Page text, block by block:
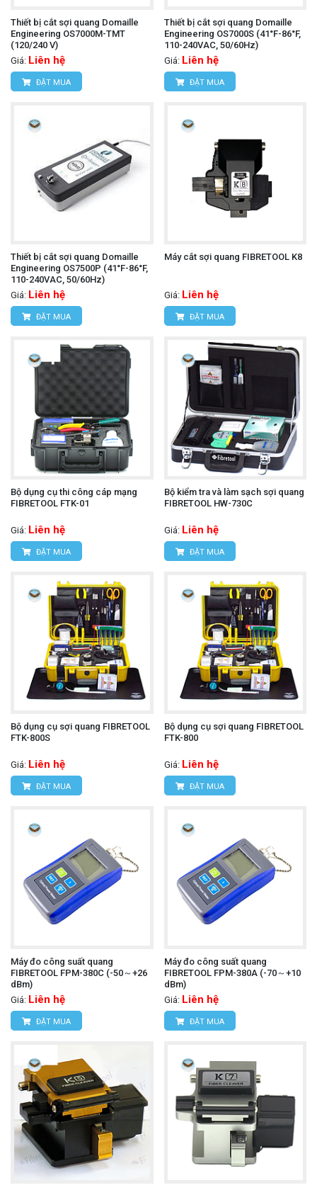
Thiết bị cắt sợi quang Domaille
Engineering OS7000M-TMT
(120/240 V)
Giá: Liên hệ
ĐẶT MUA
Thiết bị cắt sợi quang Domaille
Engineering OS7000S (41°F-86°F,
110-240VAC, 50/60Hz)
Giá: Liên hệ
ĐẶT MUA
Thiết bị cắt sợi quang Domaille
Engineering OS7500P (41°F-86°F,
110-240VAC, 50/60Hz)
Giá: Liên hệ
ĐẶT MUA
Máy cắt sợi quang FIBRETOOL K8
Giá: Liên hệ
ĐẶT MUA
Bộ dụng cụ thi công cáp mạng
FIBRETOOL FTK-01
Giá: Liên hệ
ĐẶT MUA
Bộ kiểm tra và làm sạch sợi quang
FIBRETOOL HW-730C
Giá: Liên hệ
ĐẶT MUA
Bộ dụng cụ sợi quang FIBRETOOL
FTK-800S
Giá: Liên hệ
ĐẶT MUA
Bộ dụng cụ sợi quang FIBRETOOL
FTK-800
Giá: Liên hệ
ĐẶT MUA
Máy đo công suất quang
FIBRETOOL FPM-380C (-50～+26
dBm)
Giá: Liên hệ
ĐẶT MUA
Máy đo công suất quang
FIBRETOOL FPM-380A (-70～+10
dBm)
Giá: Liên hệ
ĐẶT MUA